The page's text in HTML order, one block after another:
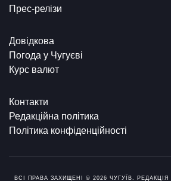
Прес-релізи
Довідкова
Погода у Чугуєві
Курс валют
Контакти
Редакційна політика
Політика конфіденційності
ВСІ ПРАВА ЗАХИЩЕНІ © 2026 ЧУГУЇВ.